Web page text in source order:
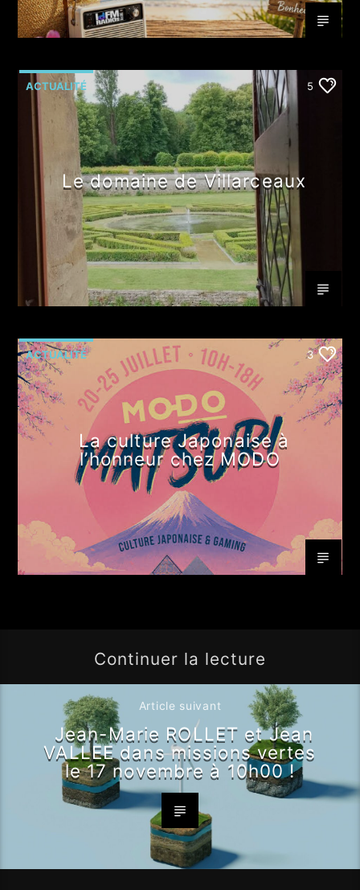
ACTUALITÉ 5
Le domaine de Villarceaux
ACTUALITÉ 3
La culture Japonaise à
l’honneur chez MODO
Continuer la lecture
Article suivant
Jean-Marie ROLLET et Jean
VALLEE dans missions vertes
le 17 novembre à 10h00 !